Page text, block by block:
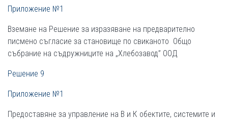
Приложение №1
Вземане на Решениe за изразяване на предварително
писмено съгласие за становище по свиканото Общо
събрание на съдружниците на „Хлебозавод” ООД
Решение 9
Приложение №1
Предоставяне за управление на В и К обектите, системите и